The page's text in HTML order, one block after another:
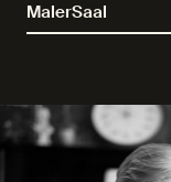
MalerSaal